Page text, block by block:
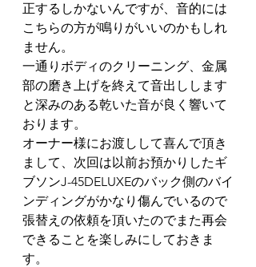
正するしかないんですが、音的には
こちらの方が鳴りがいいのかもしれ
ません。
一通りボディのクリーニング、金属
部の磨き上げを終えて音出しします
と深みのある乾いた音が良く響いて
おります。
オーナー様にお渡しして喜んで頂き
まして、次回は以前お預かりしたギ
ブソンJ-45DELUXEのバック側のバイ
ンディングがかなり傷んでいるので
張替えの依頼を頂いたのでまた再会
できることを楽しみにしておきま
す。